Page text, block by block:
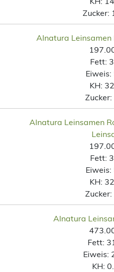
Zucker:
Alnatura
Fett:
Eiweis:
KH:
Zucker:
Alnatura Leinsamen
Fett:
Eiweis:
KH:
Zucker:
Alnatura
Fett:
Eiweis:
KH: